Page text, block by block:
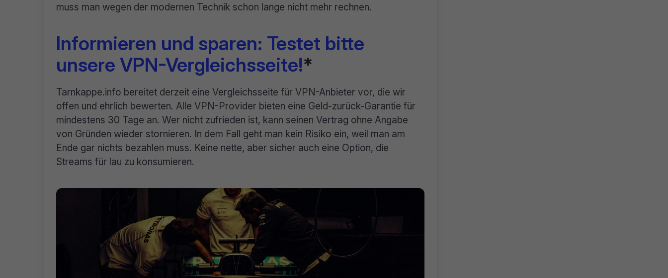
muss man wegen der modernen Technik schon lange nicht mehr rechnen.
Informieren und sparen: Testet bitte
unsere VPN-Vergleichsseite!*
Tarnkappe.info bereitet derzeit eine Vergleichsseite für VPN-Anbieter vor, die wir
offen und ehrlich bewerten. Alle VPN-Provider bieten eine Geld-zurück-Garantie für
mindestens 30 Tage an. Wer nicht zufrieden ist, kann seinen Vertrag ohne Angabe
von Gründen wieder stornieren. In dem Fall geht man kein Risiko ein, weil man am
Ende gar nichts bezahlen muss. Keine nette, aber sicher auch eine Option, die
Streams für lau zu konsumieren.